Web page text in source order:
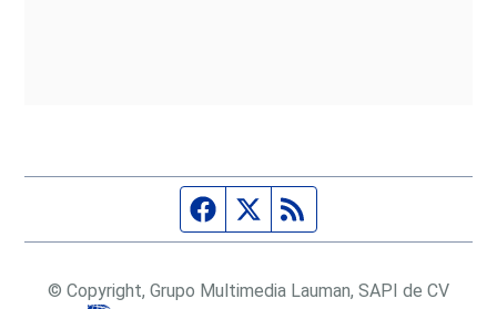
Página de Facebook
Fuente Twitter
© Copyright, Grupo Multimedia Lauman, SAPI de CV